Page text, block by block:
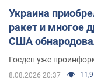
Украина
ракет и многое
США
Госдеп уже
8.08.2026 20:37